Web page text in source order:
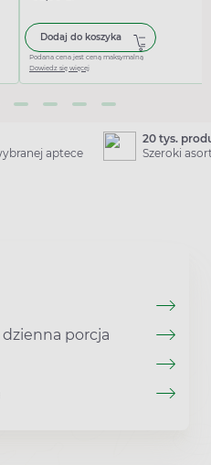
Dodaj do koszyka
Podana cena jest ceną maksymalną
Dowiedz się więcej
aptece
20 tys.
Szeroki
porcja